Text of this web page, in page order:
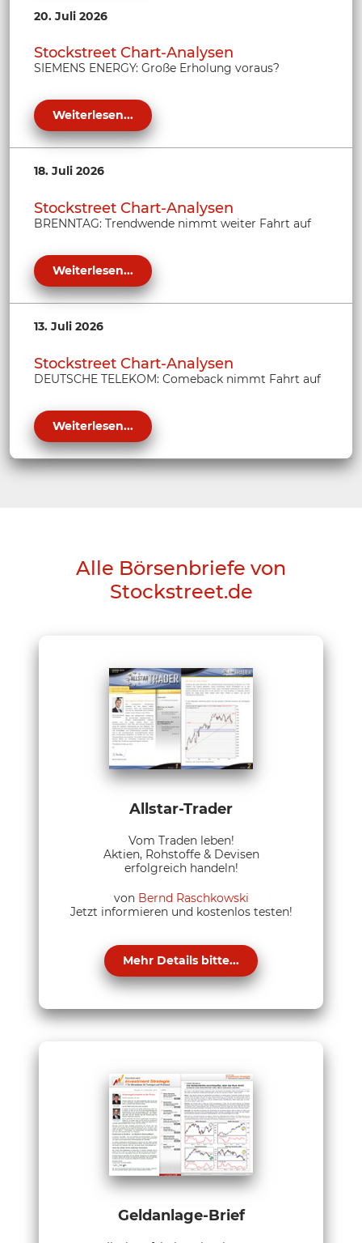
20. Juli 2026
Stockstreet Chart-Analysen
SIEMENS ENERGY: Große Erholung voraus?
Weiterlesen...
18. Juli 2026
Stockstreet Chart-Analysen
BRENNTAG: Trendwende nimmt weiter Fahrt auf
Weiterlesen...
13. Juli 2026
Stockstreet Chart-Analysen
DEUTSCHE TELEKOM: Comeback nimmt Fahrt auf
Weiterlesen...
Alle Börsenbriefe von
Stockstreet.de
Allstar-Trader
Vom Traden leben!
Aktien, Rohstoffe & Devisen
erfolgreich handeln!
von Bernd Raschkowski
Jetzt informieren und kostenlos testen!
Mehr Details bitte...
Geldanlage-Brief